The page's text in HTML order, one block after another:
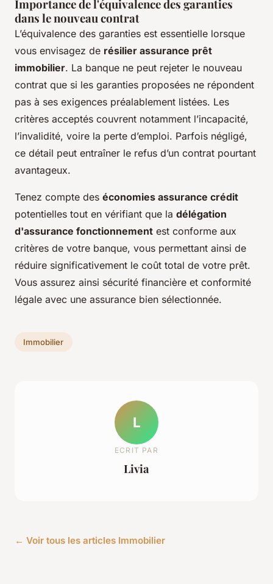
Importance de l'équivalence des garanties
dans le nouveau contrat
L’équivalence des garanties est essentielle lorsque
vous envisagez de résilier assurance prêt
immobilier. La banque ne peut rejeter le nouveau
contrat que si les garanties proposées ne répondent
pas à ses exigences préalablement listées. Les
critères acceptés couvrent notamment l’incapacité,
l’invalidité, voire la perte d’emploi. Parfois négligé,
ce détail peut entraîner le refus d’un contrat pourtant
avantageux.
Tenez compte des économies assurance crédit
potentielles tout en vérifiant que la délégation
d'assurance fonctionnement est conforme aux
critères de votre banque, vous permettant ainsi de
réduire significativement le coût total de votre prêt.
Vous assurez ainsi sécurité financière et conformité
légale avec une assurance bien sélectionnée.
Immobilier
L
ECRIT PAR
Livia
← Voir tous les articles Immobilier